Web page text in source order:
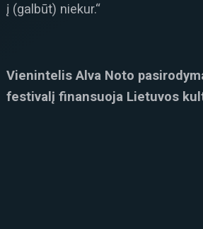
į (galbūt) niekur.“
Vienintelis Alva Noto
festivalį finansuoja Lietuvos